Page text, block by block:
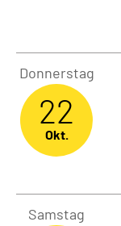
Donnerstag
22
Okt.
Samstag